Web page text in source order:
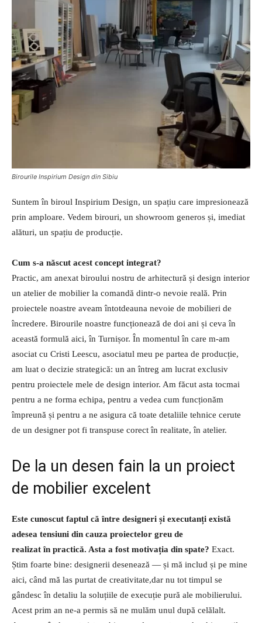
Birourile Inspirium Design din Sibiu
Suntem în biroul Inspirium Design, un spațiu care impresionează
prin amploare. Vedem birouri, un showroom generos și, imediat
alături, un spațiu de producție.
Cum s-a născut acest concept integrat?
Practic, am anexat biroului nostru de arhitectură și design interior
un atelier de mobilier la comandă dintr-o nevoie reală. Prin
proiectele noastre aveam întotdeauna nevoie de mobilieri de
încredere. Birourile noastre funcționează de doi ani și ceva în
această formulă aici, în Turnișor. În momentul în care m-am
asociat cu Cristi Leescu, asociatul meu pe partea de producție,
am luat o decizie strategică: un an întreg am lucrat exclusiv
pentru proiectele mele de design interior. Am făcut asta tocmai
pentru a ne forma echipa, pentru a vedea cum funcționăm
împreună și pentru a ne asigura că toate detaliile tehnice cerute
de un designer pot fi transpuse corect în realitate, în atelier.
De la un desen fain la un proiect
de mobilier excelent
Este cunoscut faptul că între designeri și executanți există
adesea tensiuni din cauza proiectelor greu de
realizat în practică. Asta a fost motivația din spate? Exact.
Știm foarte bine: designerii desenează — și mă includ și pe mine
aici, când mă las purtat de creativitate,dar nu tot timpul se
gândesc în detaliu la soluțiile de execuție pură ale mobilierului.
Acest prim an ne-a permis să ne mulăm unul după celălalt.